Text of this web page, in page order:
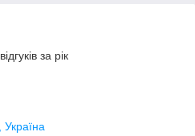
за рік